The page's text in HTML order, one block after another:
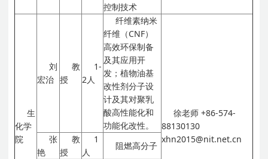
控制技术
生
化学
院
刘
宏治
教
授
1-
2人
纤维素纳米
纤维（CNF）
高效环保制备
及其应用开
发；植物油基
改性剂分子设
计及其对聚乳
酸高性能化和
功能化改性。
徐老师 +86-574-
88130130
xhn2015@nit.net.cn
张
艳
教
授
1
人
阻燃高分子